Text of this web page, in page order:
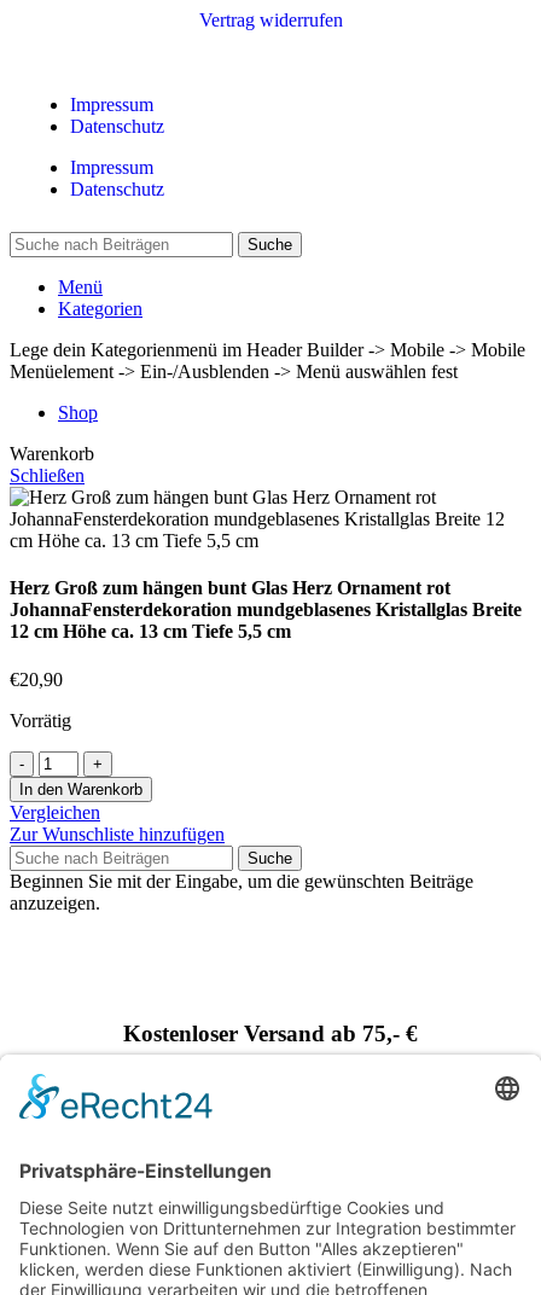
Vertrag widerrufen
Impressum
Datenschutz
Impressum
Datenschutz
Suche
Menü
Kategorien
Lege dein Kategorienmenü im Header Builder -> Mobile -> Mobile
Menüelement -> Ein-/Ausblenden -> Menü auswählen fest
Shop
Warenkorb
Schließen
Herz Groß zum hängen bunt Glas Herz Ornament rot
JohannaFensterdekoration mundgeblasenes Kristallglas Breite
12 cm Höhe ca. 13 cm Tiefe 5,5 cm
€20,90
Vorrätig
In den Warenkorb
Vergleichen
Zur Wunschliste hinzufügen
Suche
Beginnen Sie mit der Eingabe, um die gewünschten Beiträge
anzuzeigen.
Kostenloser Versand ab 75,- €
Handgefertigt in Europa